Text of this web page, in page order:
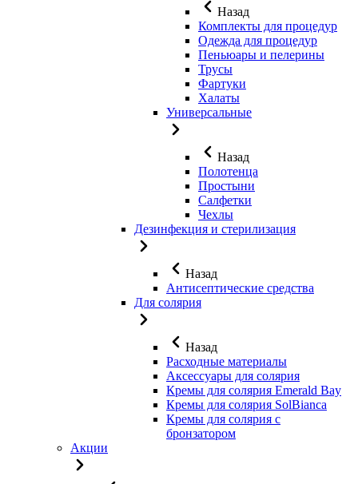
Назад
Комплекты для процедур
Одежда для процедур
Пеньюары и пелерины
Трусы
Фартуки
Халаты
Универсальные
Назад
Полотенца
Простыни
Салфетки
Чехлы
Дезинфекция и стерилизация
Назад
Антисептические средства
Для солярия
Назад
Расходные материалы
Аксессуары для солярия
Кремы для солярия Emerald Bay
Кремы для солярия SolBianca
Кремы для солярия с
бронзатором
Акции